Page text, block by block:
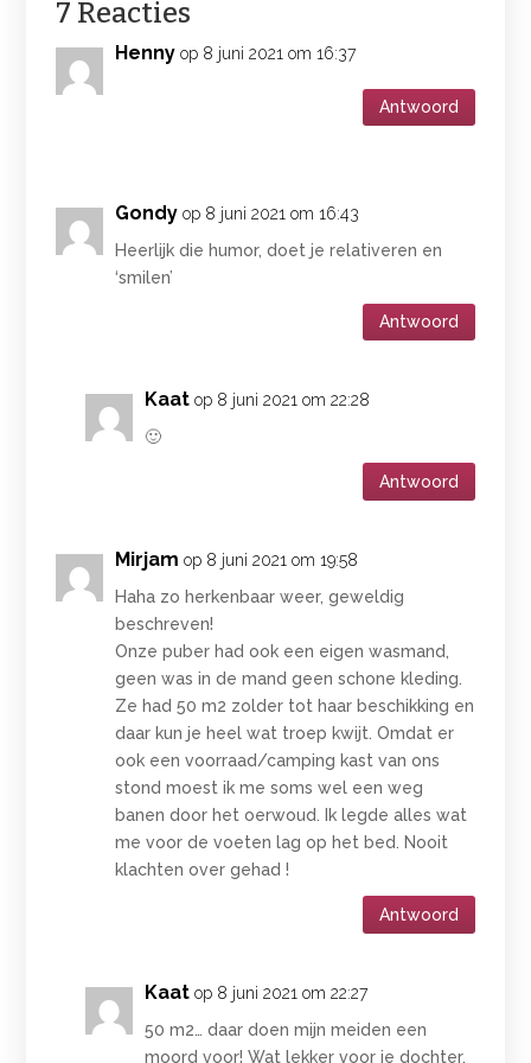
7 Reacties
Henny op 8 juni 2021 om 16:37
Antwoord
Gondy op 8 juni 2021 om 16:43
Heerlijk die humor, doet je relativeren en
‘smilen’
Antwoord
Kaat op 8 juni 2021 om 22:28
🙂
Antwoord
Mirjam op 8 juni 2021 om 19:58
Haha zo herkenbaar weer, geweldig
beschreven!
Onze puber had ook een eigen wasmand,
geen was in de mand geen schone kleding.
Ze had 50 m2 zolder tot haar beschikking en
daar kun je heel wat troep kwijt. Omdat er
ook een voorraad/camping kast van ons
stond moest ik me soms wel een weg
banen door het oerwoud. Ik legde alles wat
me voor de voeten lag op het bed. Nooit
klachten over gehad !
Antwoord
Kaat op 8 juni 2021 om 22:27
50 m2… daar doen mijn meiden een
moord voor! Wat lekker voor je dochter.